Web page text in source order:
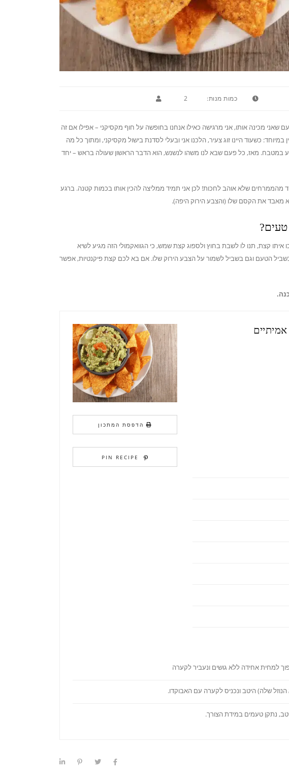
כמות מנות: 2
שאני מכינה אותו, אני מרגישה כאילו אנחנו בחופשה על חוף מקסיקני – אפילו אם זה
כשעוד היינו זוג צעיר, הלכנו אני ובעלי לסדנת בישול מקסיקני, ומתוך כל מה
במטבח. מאז, כל פעם שבא לנו משהו לנשנש, הוא הדבר הראשון שעולה בראש – יחד
מהממרחים שלא אוהב לחכות! לכן אני תמיד ממליצה להכין אותו בכמות קטנה. ברגע
מאבד את הקסם שלו (והצבע הירוק היפה).
טעים?
קצת, תנו לו לשבת בחוץ ולספוג קצת שמש, כי הגוואקמולי הזה מגיע לשיא
בשביל הטעם וגם בשביל לשמור על הצבע הירוק שלו. אם בא לכם קצת פיקנטיות, אפשר
הדפסת המתכון
PIN RECIPE
למחית אחידה ללא גושים ונעביר לקערה
שלה) היטב ונכניס לקערה עם האבוקדו.
נתקן טעמים במידת הצורך.